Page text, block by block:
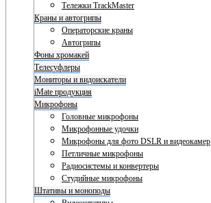
Тележки TrackMaster
Краны и автогрипы
Операторские краны
Автогрипы
Фоны хромакей
Телесуфлеры
Мониторы и видоискатели
iMate продукция
Микрофоны
Головные микрофоны
Микрофонные удочки
Микрофоны для фото DSLR и видеокамер
Петличные микрофоны
Радиосистемы и конвертеры
Студийные микрофоны
Штативы и моноподы